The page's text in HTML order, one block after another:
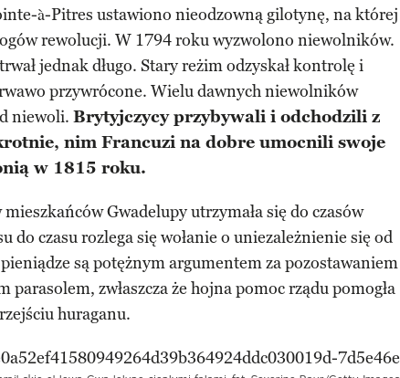
à-Pitres ustawiono nieodzowną gilotynę, na której
rewolucji. W 1794 roku wyzwolono niewolników.
jednak długo. Stary reżim odzyskał kontrolę i
przywrócone. Wielu dawnych niewolników
niewoli. Brytyjczycy przybywali i odchodzili z
nim Francuzi na dobre umocnili swoje
w 1815 roku.
Gwadelupy utrzymała się do czasów
do czasu rozlega się wołanie o uniezależnienie się od
są potężnym argumentem za pozostawaniem
zwłaszcza że hojna pomoc rządu pomogła
huraganu.